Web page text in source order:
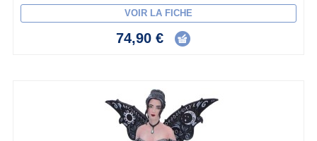
VOIR LA FICHE
74,90 €